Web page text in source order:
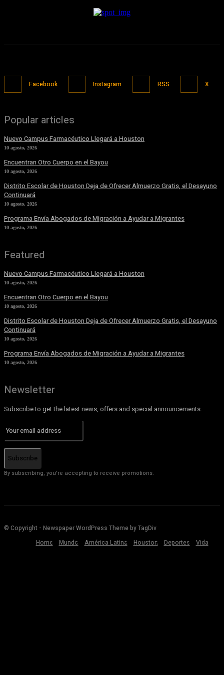
Facebook Instagram RSS X
Popular articles
Nuevo Campus Farmacéutico Llegará a Houston
10 agosto, 2026
Encuentran Otro Cuerpo en el Bayou
10 agosto, 2026
Distrito Escolar de Houston Deja de Ofrecer Almuerzo Gratis, el Desayuno
Continuará
10 agosto, 2026
Programa Envía Abogados de Migración a Ayudar a Migrantes
10 agosto, 2026
Featured
Nuevo Campus Farmacéutico Llegará a Houston
10 agosto, 2026
Encuentran Otro Cuerpo en el Bayou
10 agosto, 2026
Distrito Escolar de Houston Deja de Ofrecer Almuerzo Gratis, el Desayuno
Continuará
10 agosto, 2026
Programa Envía Abogados de Migración a Ayudar a Migrantes
10 agosto, 2026
Newsletter
Subscribe to get the latest news, offers and special announcements.
Subscribe
By subscribing, you're accepting to receive promotions.
© Copyright - Newspaper WordPress Theme by TagDiv
Home
Mundo América Latina Houston Deportes Vida